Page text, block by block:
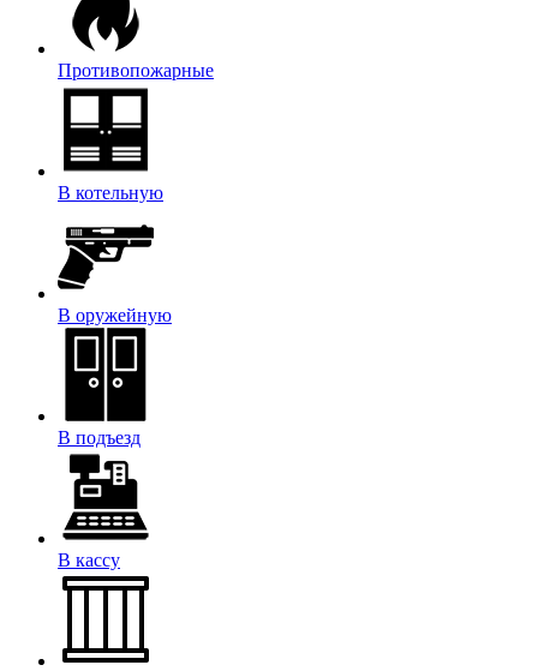
Противопожарные
В котельную
В оружейную
В подъезд
В кассу